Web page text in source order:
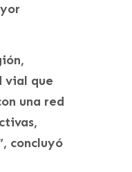
vial que
una red
concluyó